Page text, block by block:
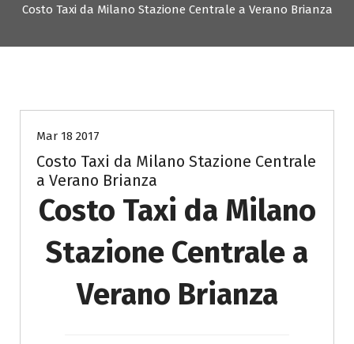
Costo Taxi da Milano Stazione Centrale a Verano Brianza
Mar 18 2017
Costo Taxi da Milano Stazione Centrale
a Verano Brianza
Costo Taxi da Milano
Stazione Centrale a
Verano Brianza